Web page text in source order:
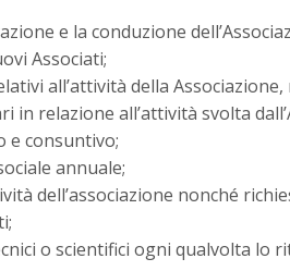
e la conduzione
Associati;
all’attività della
relazione all’attività svolta
e consuntivo;
annuale;
dell’associazione nonché
o scientifici ogni qualvolta lo